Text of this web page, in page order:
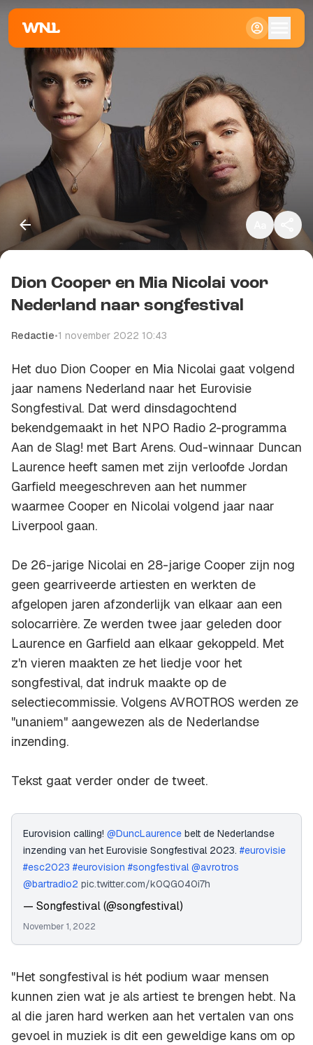
Klein
Standaard
Groot
Kopieer link
Dion Cooper en Mia Nicolai voor
Nederland naar songfestival
Redactie•1 november 2022 10:43
Het duo Dion Cooper en Mia Nicolai gaat volgend
jaar namens Nederland naar het Eurovisie
Songfestival. Dat werd dinsdagochtend
bekendgemaakt in het NPO Radio 2-programma
Aan de Slag! met Bart Arens. Oud-winnaar Duncan
Laurence heeft samen met zijn verloofde Jordan
Garfield meegeschreven aan het nummer
waarmee Cooper en Nicolai volgend jaar naar
Liverpool gaan.
De 26-jarige Nicolai en 28-jarige Cooper zijn nog
geen gearriveerde artiesten en werkten de
afgelopen jaren afzonderlijk van elkaar aan een
solocarrière. Ze werden twee jaar geleden door
Laurence en Garfield aan elkaar gekoppeld. Met
z'n vieren maakten ze het liedje voor het
songfestival, dat indruk maakte op de
selectiecommissie. Volgens AVROTROS werden ze
"unaniem" aangewezen als de Nederlandse
inzending.
Tekst gaat verder onder de tweet.
Eurovision calling! @DuncLaurence belt de Nederlandse
inzending van het Eurovisie Songfestival 2023. #eurovisie
#esc2023 #eurovision #songfestival @avrotros
@bartradio2 pic.twitter.com/k0QG040i7h
— Songfestival (@songfestival)
November 1, 2022
"Het songfestival is hét podium waar mensen
kunnen zien wat je als artiest te brengen hebt. Na
al die jaren hard werken aan het vertalen van ons
gevoel in muziek is dit een geweldige kans om op